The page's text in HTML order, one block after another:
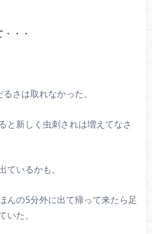
・・
さは取れなかった。
と新しく虫刺されは増えてなさ
ているかも。
んの5分外に出て帰って来たら足
いた。